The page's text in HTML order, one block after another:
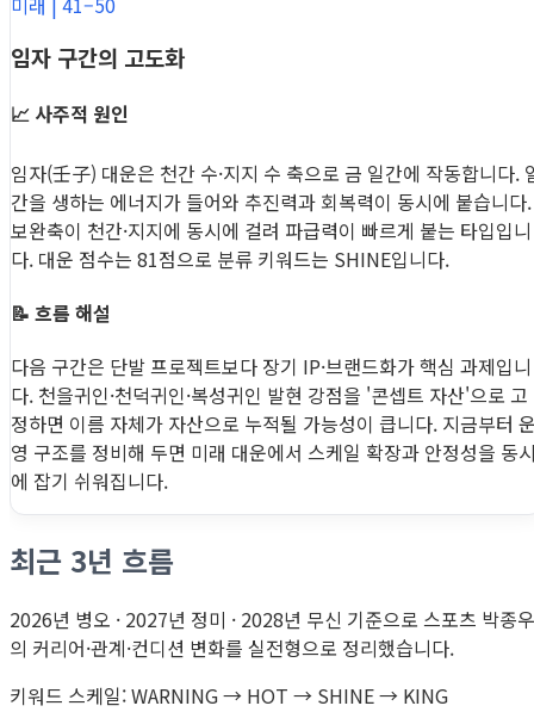
임자 구간의 고도화
📈 사주적 원인
임자(壬子) 대운은 천간 수·지지 수 축으로 금 일간에 작동합니다.
간을 생하는 에너지가 들어와 추진력과 회복력이 동시에 붙습니다.
보완축이 천간·지지에 동시에 걸려 파급력이 빠르게 붙는 타입입니
다. 대운 점수는 81점으로 분류 키워드는 SHINE입니다.
📝 흐름 해설
다음 구간은 단발 프로젝트보다 장기 IP·브랜드화가 핵심 과제입니
다. 천을귀인·천덕귀인·복성귀인 발현 강점을 '콘셉트 자산'으로 고
정하면 이름 자체가 자산으로 누적될 가능성이 큽니다. 지금부터
영 구조를 정비해 두면 미래 대운에서 스케일 확장과 안정성을 동
에 잡기 쉬워집니다.
최근 3년 흐름
2026년 병오 · 2027년 정미 · 2028년 무신 기준으로 스포츠 박종우
의 커리어·관계·컨디션 변화를 실전형으로 정리했습니다.
키워드 스케일: WARNING → HOT → SHINE → KING